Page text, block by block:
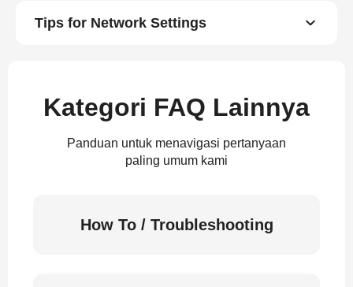
Tips for Network Settings
Kategori FAQ Lainnya
Panduan untuk menavigasi pertanyaan
paling umum kami
How To / Troubleshooting